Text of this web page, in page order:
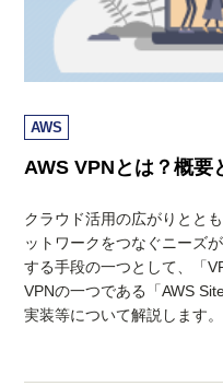
AWS
AWS VPNとは？概要
クラウド活用の広がりとと
ットワークをつなぐニーズ
する手段の一つとして、「
VPNの一つである「AWS
実装等について解説します。